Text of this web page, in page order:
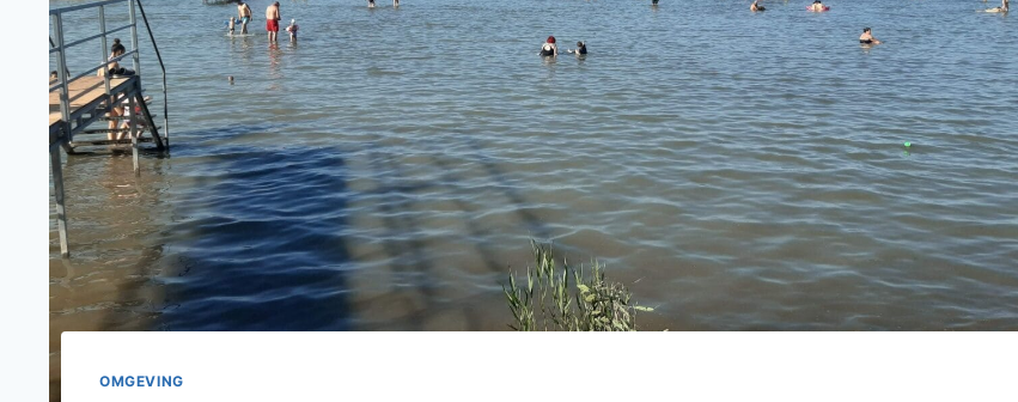
OMGEVING